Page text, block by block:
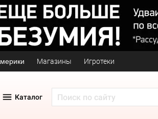
Магазины Игротеки
Каталог